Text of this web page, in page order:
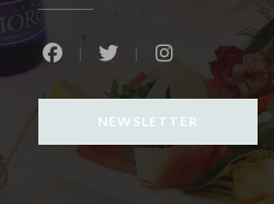
Facebook ((öffnet ein
Twitter ((öffnet
Instagram
NEWSLETTER